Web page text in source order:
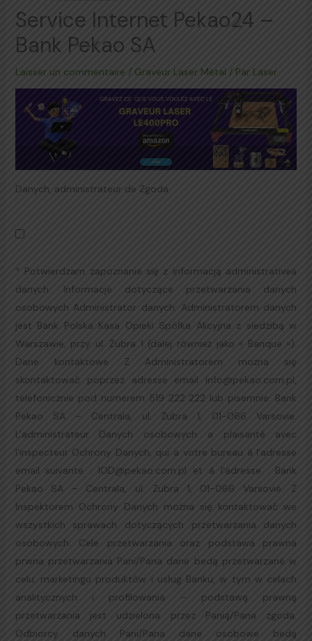
Service Internet Pekao24 –
Bank Pekao SA
Laisser un commentaire / Graveur Laser Métal / Par Laser
Danych, administrateur de Zgoda
* Potwierdzam zapoznanie się z informacją administrativea
danych. Informacje dotyczące przetwarzania danych
osobowych Administrator danych: Administratorem danych
jest Bank Polska Kasa Opieki Spółka Akcyjna z siedzibą w
Warszawie, przy ul. Żubra 1 (dalej również jako « Banque »).
Dane kontaktowe Z Administratorem można się
skontaktować poprzez adresse email info@pekao.com.pl,
telefonicznie pod numerem 519 222 222 lub pisemnie: Bank
Pekao SA – Centrala, ul. Zubra 1, 01-066 Varsovie.
L'administrateur Danych osobowych a plaisanté avec
l'inspecteur Ochrony Danych, qui a votre bureau à l'adresse
email suivante : IOD@pekao.com.pl et à l'adresse : Bank
Pekao SA – Centrala, ul. Zubra 1, 01-066 Varsovie. Z
Inspektorem Ochrony Danych można się kontaktować we
wszystkich sprawach dotyczących przetwarzania danych
osobowych. Cele przetwarzania oraz podstawa prawna
prwna przetwarzania Pani/Pana dane bedą przetwarzane w
celu: marketingu produktów i usług Banku, w tym w celach
analitycznych i profilowania – podstawą prawną
przetwarzania jest udzielona przez Panią/Pana zgoda.
Odbiorcy danych Pani/Pana dane osobowe bedą